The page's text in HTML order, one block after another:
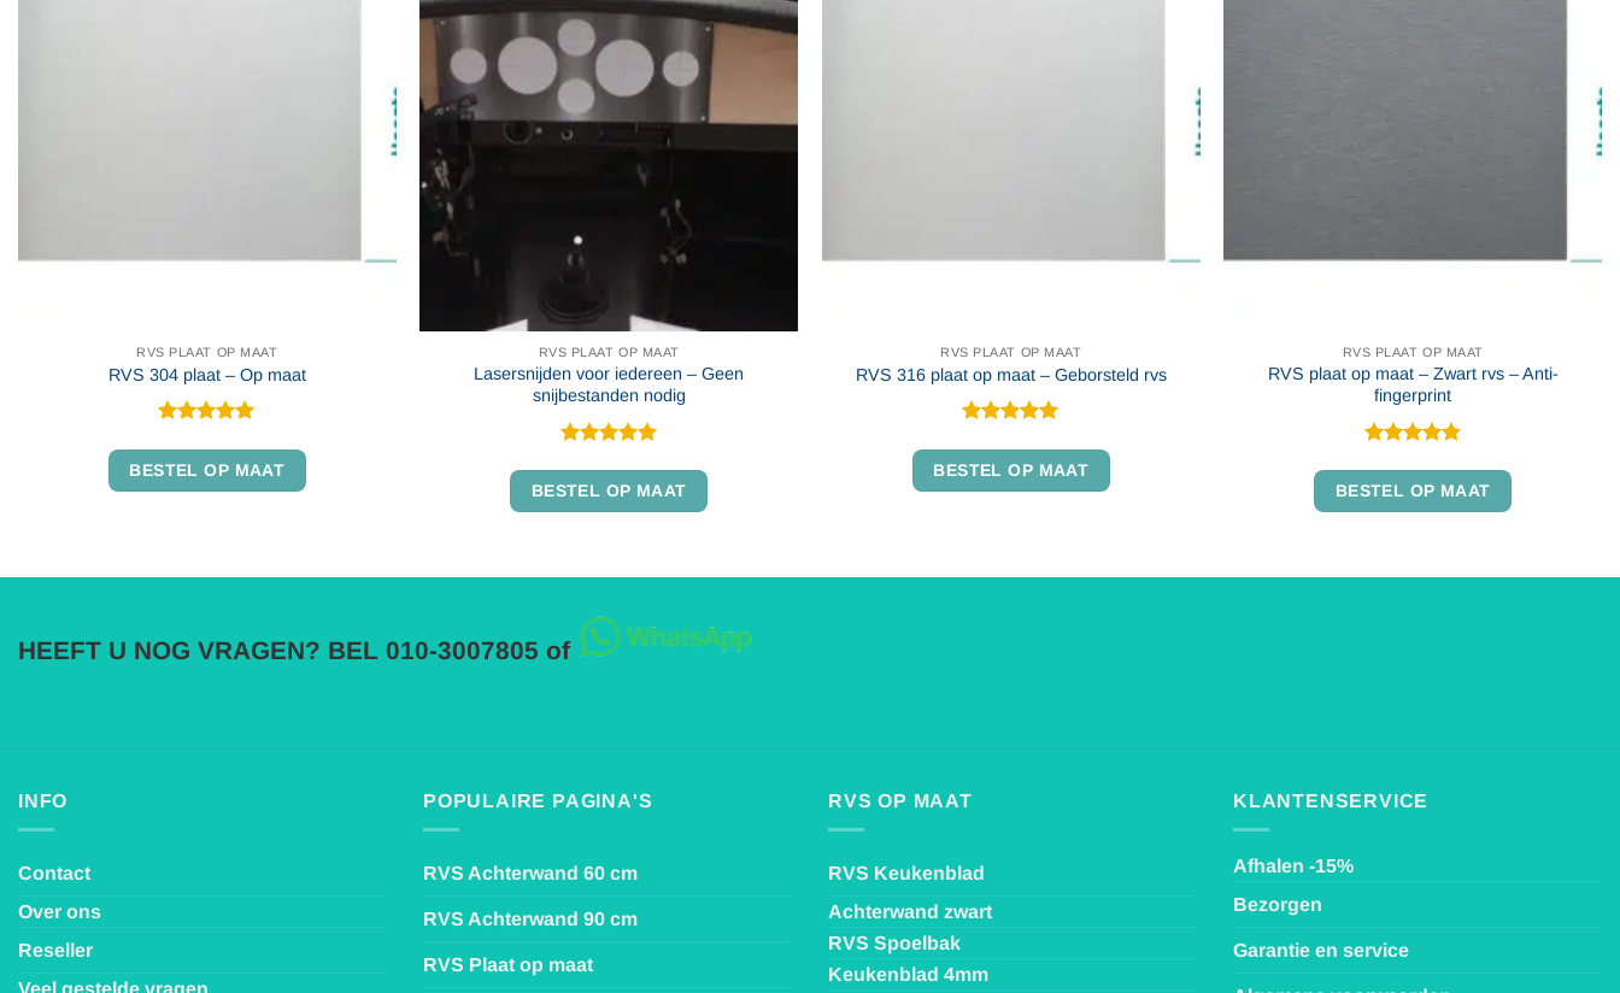
RVS PLAAT OP MAAT
RVS 304 plaat – Op maat
BESTEL OP MAAT
RVS PLAAT OP MAAT
Lasersnijden voor iedereen – Geen
snijbestanden nodig
BESTEL OP MAAT
RVS PLAAT OP MAAT
RVS 316 plaat op maat – Geborsteld rvs
BESTEL OP MAAT
RVS PLAAT OP MAAT
RVS plaat op maat – Zwart rvs – Anti-
fingerprint
BESTEL OP MAAT
HEEFT U NOG VRAGEN? BEL 010-3007805 of
INFO
Contact
Over ons
Reseller
POPULAIRE PAGINA'S
RVS Achterwand 60 cm
RVS Achterwand 90 cm
RVS Plaat op maat
RVS OP MAAT
RVS Keukenblad
Achterwand zwart
RVS Spoelbak
Keukenblad 4mm
KLANTENSERVICE
Afhalen -15%
Bezorgen
Garantie en service